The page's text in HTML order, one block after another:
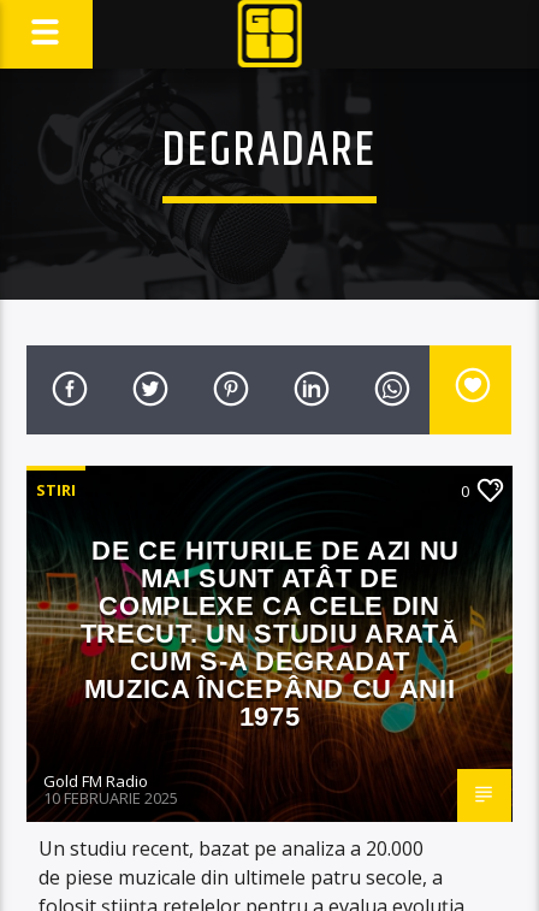
DEGRADARE
STIRI 0
DE CE HITURILE DE AZI NU
MAI SUNT ATÂT DE
COMPLEXE CA CELE DIN
TRECUT. UN STUDIU ARATĂ
CUM S-A DEGRADAT
MUZICA ÎNCEPÂND CU ANII
1975
Gold FM Radio
10 FEBRUARIE 2025
Un studiu recent, bazat pe analiza a 20.000
de piese muzicale din ultimele patru secole, a